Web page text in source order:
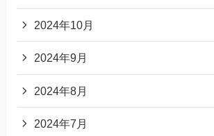
2024年10月
2024年9月
2024年8月
2024年7月